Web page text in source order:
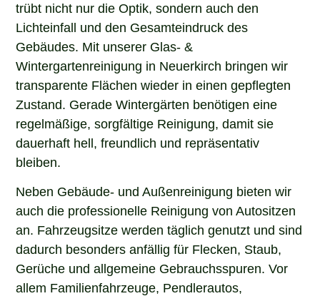
trübt nicht nur die Optik, sondern auch den
Lichteinfall und den Gesamteindruck des
Gebäudes. Mit unserer Glas- &
Wintergartenreinigung in Neuerkirch bringen wir
transparente Flächen wieder in einen gepflegten
Zustand. Gerade Wintergärten benötigen eine
regelmäßige, sorgfältige Reinigung, damit sie
dauerhaft hell, freundlich und repräsentativ
bleiben.
Neben Gebäude- und Außenreinigung bieten wir
auch die professionelle Reinigung von Autositzen
an. Fahrzeugsitze werden täglich genutzt und sind
dadurch besonders anfällig für Flecken, Staub,
Gerüche und allgemeine Gebrauchsspuren. Vor
allem Familienfahrzeuge, Pendlerautos,